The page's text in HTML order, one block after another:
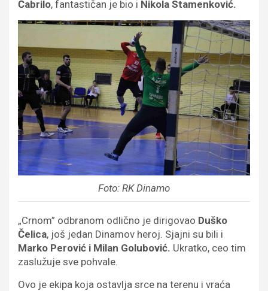
Čabrilo, fantastičan je bio i Nikola Stamenković.
Foto: RK Dinamo
„Crnom” odbranom odlično je dirigovao Duško
Čelica, još jedan Dinamov heroj. Sjajni su bili i
Marko Perović i Milan Golubović. Ukratko, ceo tim
zaslužuje sve pohvale.
Ovo je ekipa koja ostavlja srce na terenu i vraća